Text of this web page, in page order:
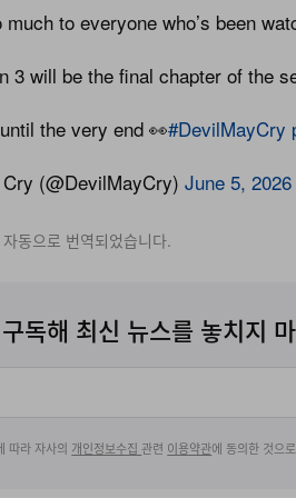
to everyone who’s been
3 will be the final chapter of the
the very end 👀#DevilMayCry
(@DevilMayCry)June 5, 2026
동으로 번역되었습니다.
독해 최신 뉴스를 놓치지
따라 자사의 개인정보수집관련 이용약관에 동의한 것으